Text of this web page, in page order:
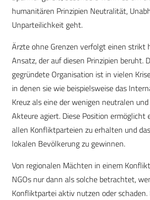
humanitären Prinzipien Neutralität,
Unparteilichkeit geht.
Ärzte ohne Grenzen verfolgt einen strikt
Ansatz, der auf diesen Prinzipien beruht.
gegründete Organisation ist in vielen
in denen sie wie beispielsweise das
Kreuz als eine der wenigen neutralen
Akteure agiert. Diese Position ermöglicht
allen Konfliktparteien zu erhalten und
lokalen Bevölkerung zu gewinnen.
Von regionalen Mächten in einem
NGOs nur dann als solche betrachtet,
Konfliktpartei aktiv nutzen oder schaden.